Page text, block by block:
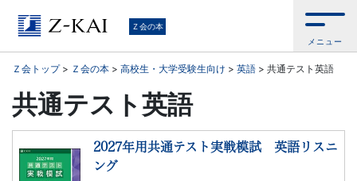
学
習
参
考
Ｚ会の本
メニュー
Ｚ会トップ> Ｚ会の本 > 高校生・大学受験生向け > 英語 > 共通テスト英語
共通テスト英語
2027年用共通テスト実戦模試 英語リスニ
ング